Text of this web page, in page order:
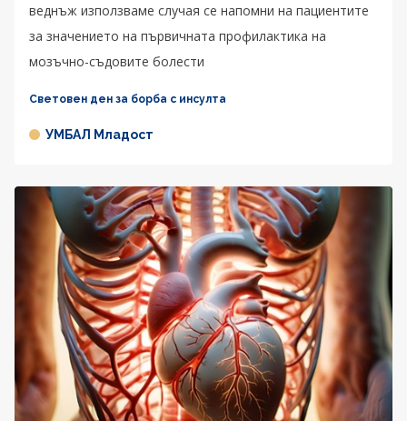
веднъж използваме случая се напомни на пациентите
за значението на първичната профилактика на
мозъчно-съдовите болести
Световен ден за борба с инсулта
УМБАЛ Младост